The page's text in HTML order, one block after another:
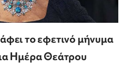
το εφετινό μήνυμα
Ημέρα Θεάτρου